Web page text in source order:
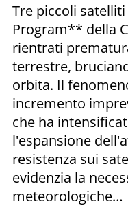
Tre piccoli
Program** della
rientrati
terrestre,
orbita. Il
incremento
che ha
l'espansione
resistenza sui
evidenzia la
meteorologiche…